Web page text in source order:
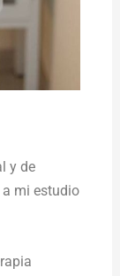
y de
a mi estudio